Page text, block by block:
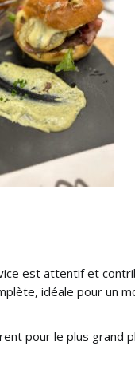
est attentif et
idéale pour un
pour le plus grand